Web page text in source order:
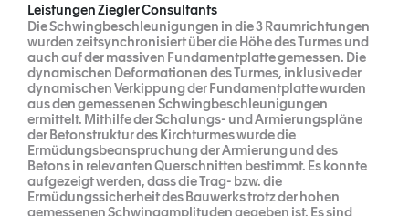
Leistungen Ziegler Consultants
Die Schwingbeschleunigungen in die 3 Raumrichtungen
wurden zeitsynchronisiert über die Höhe des Turmes und
auch auf der massiven Fundamentplatte gemessen. Die
dynamischen Deformationen des Turmes, inklusive der
dynamischen Verkippung der Fundamentplatte wurden
aus den gemessenen Schwingbeschleunigungen
ermittelt. Mithilfe der Schalungs- und Armierungspläne
der Betonstruktur des Kirchturmes wurde die
Ermüdungsbeanspruchung der Armierung und des
Betons in relevanten Querschnitten bestimmt. Es konnte
aufgezeigt werden, dass die Trag- bzw. die
Ermüdungssicherheit des Bauwerks trotz der hohen
gemessenen Schwingamplituden gegeben ist. Es sind